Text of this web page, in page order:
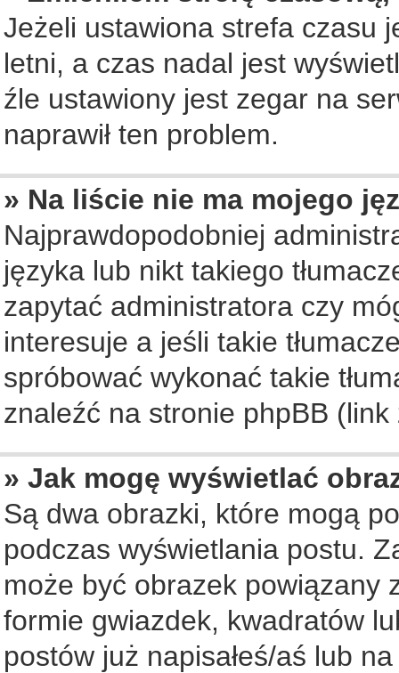
Jeżeli ustawiona strefa czasu
letni, a czas nadal jest
źle ustawiony jest zegar na
naprawił ten problem.
» Na liście nie ma mojego
Najprawdopodobniej
języka lub nikt takiego
zapytać administratora czy
interesuje a jeśli takie
spróbować wykonać takie
znaleźć na stronie phpBB
» Jak mogę wyświetlać
Są dwa obrazki, które mogą
podczas wyświetlania postu.
może być obrazek powiązany
formie gwiazdek, kwadratów
postów już napisałeś/aś lub